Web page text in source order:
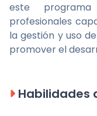
este
profesionales
la gestión y uso
promover el
Habilidades